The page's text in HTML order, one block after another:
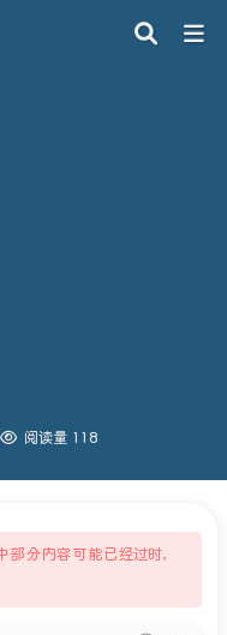
阅读量 118
分内容可能已经过时，